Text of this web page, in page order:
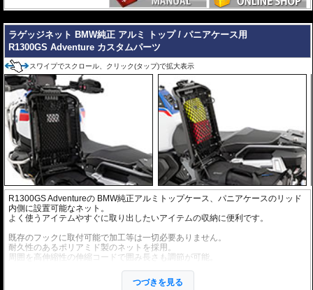
ラゲッジネット BMW純正 アルミ トップ / パニアケース用
R1300GS Adventure カスタムパーツ
スワイプでスクロール、クリック(タップ)で拡大表示
R1300GS Adventureの BMW純正アルミトップケース、パニアケースのリッド
内側に設置可能なネット。
よく使うアイテムやすぐに取り出したいアイテムの収納に便利です。
既存のフックに取付可能で加工等は一切必要ありません。
耐久性のあるポリアミド製のネットを採用。
周囲を高伸縮性の伸縮コードで囲み長さも調節が可能。
つづきを見る